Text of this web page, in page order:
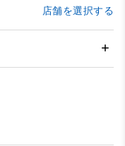
店舗を選択する